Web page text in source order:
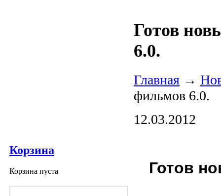
Корзина
Корзина пуста
Готов
6.0.
Главная →
фильмов 6.0.
12.03.2012
Готов